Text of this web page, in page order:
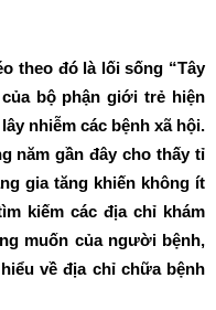
theo đó là lối sống “Tây
bộ phận giới trẻ hiện
nhiễm các bệnh xã hội.
năm gần đây cho thấy tỉ
gia tăng khiến không ít
kiếm các địa chỉ khám
muốn của người bệnh,
về địa chỉ chữa bệnh